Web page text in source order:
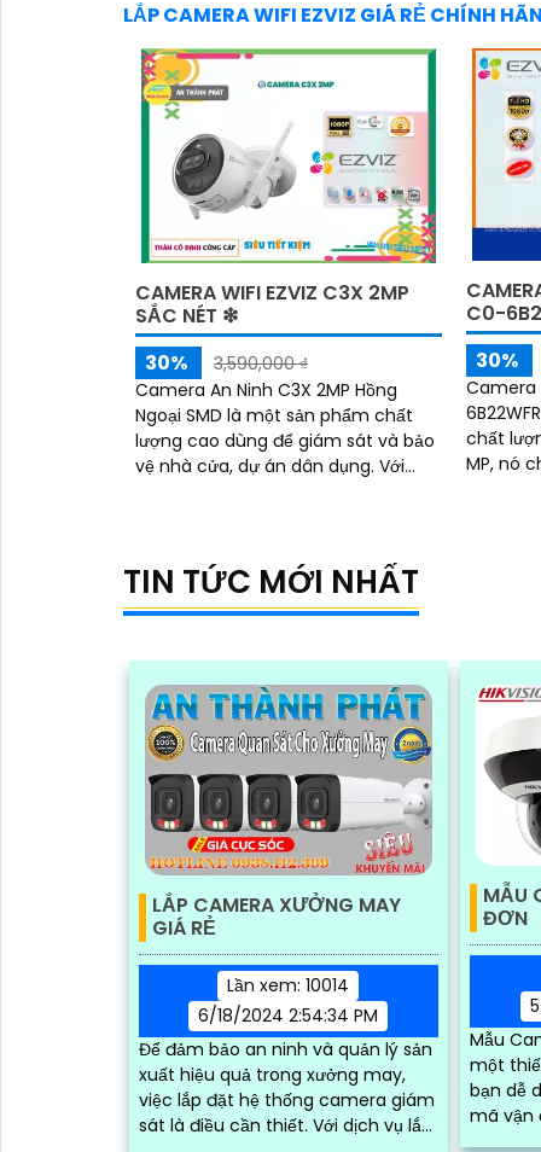
LẮP CAMERA WIFI EZVIZ GIÁ RẺ CHÍNH
CAMERA WIFI EZVIZ C3X 2MP
SẮC NÉT ❇
30%
3,590,000 ₫
Camera An Ninh C3X 2MP Hồng
Ngoại SMD là một sản phẩm chất
lượng cao dùng để giám sát và bảo
vệ nhà cửa, dự án dân dụng. Với
sáng yếu
C0-
30%
Camera
chất lượng cao.
MP, nó
TIN TỨC MỚI NHẤT
LẮP CAMERA XƯỞNG MAY
GIÁ RẺ
Lần xem: 10014
6/18/2024 2:54:34 PM
Để đảm bảo an ninh và quản lý sản
xuất hiệu quả trong xưởng may,
việc lắp đặt hệ thống camera giám
sát là điều cần thiết. Với dịch vụ lắp
MẪU
ĐƠN
Mẫu
một
bạn dễ
mã vận